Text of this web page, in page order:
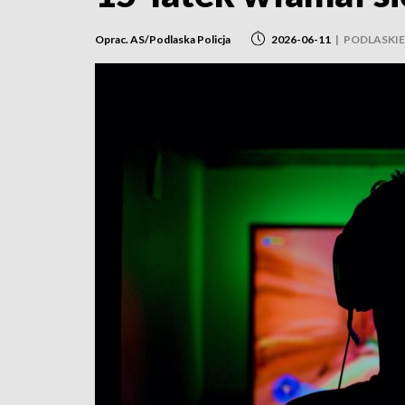
Oprac. AS/Podlaska Policja 2026-06-11 | PODLASKIE